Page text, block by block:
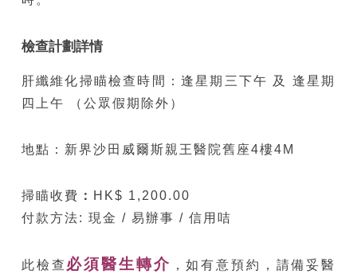
檢查計劃詳情
肝纖維化掃瞄檢查時間：逢星期三下午 及 逢星期
四上午 （公眾假期除外）
地點：新界沙田威爾斯親王醫院舊座4樓4M
掃瞄收費 ： HK$ 1,200.00
付款方法: 現金 / 易辦事 / 信用咭
此檢查 必須醫生轉介 ，如有意預約，請備妥醫